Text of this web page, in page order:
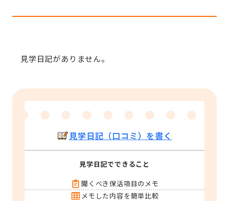
見学日記がありません。
見学日記（口コミ）を書く
見学日記でできること
聞くべき保活項目のメモ
メモした内容を簡単比較